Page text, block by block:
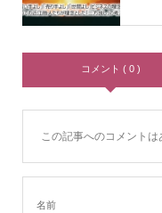
コメント ( 0 )
この記事へのコメントは
名前